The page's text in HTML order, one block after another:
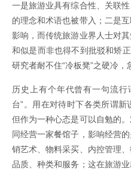
一是旅游业具有综合性、关联
的理念和术语也被带入；二是
影响，而传统旅游业界人士对
和似是而非也得不到批驳和矫
研究者耐不住“冷板凳”之硬冷，
历史上有个年代曾有一句流
台”。用在对待时下各类所谓新
但作为一种心态是可以自勉的
同经营一家餐馆子，影响经营
销艺术、物料采买、内控管理
品质、种类和服务；这在旅游